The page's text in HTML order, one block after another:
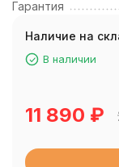
Гарантия
Наличие на
В наличии
11 890 ₽